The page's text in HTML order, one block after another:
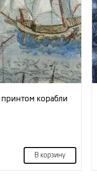
принтом корабли
В корзину